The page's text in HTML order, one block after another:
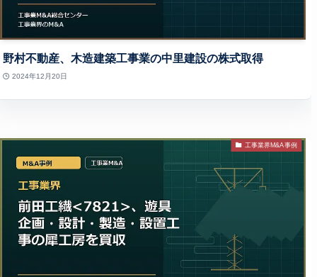
野村不動産、木造建築工事業の中里建設の株式取得
2024年12月20日
工事業界M&A事例